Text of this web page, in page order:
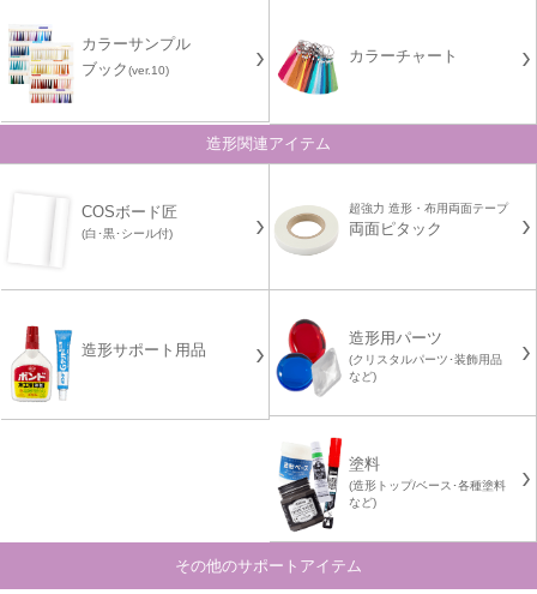
カラーサンプル
ブック(ver.10)
カラーチャート
造形関連アイテム
COSボード匠
(白･黒･シール付)
超強力 造形・布用両面テープ
両面ピタック
造形サポート用品
造形用パーツ
(クリスタルパーツ･装飾用品
など)
塗料
(造形トップ/ベース･各種塗料
など)
その他のサポートアイテム